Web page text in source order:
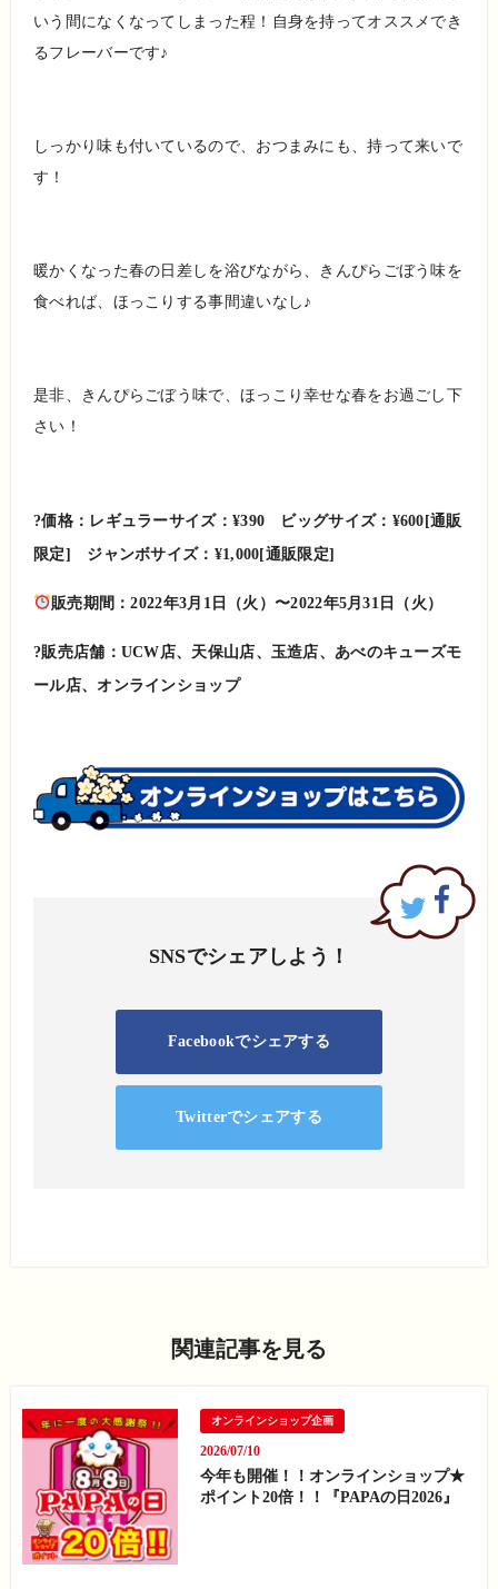
いう間になくなってしまった程！自身を持ってオススメでき
るフレーバーです♪
しっかり味も付いているので、おつまみにも、持って来いで
す！
暖かくなった春の日差しを浴びながら、きんぴらごぼう味を
食べれば、ほっこりする事間違いなし♪
是非、きんぴらごぼう味で、ほっこり幸せな春をお過ごし下
さい！
?価格：レギュラーサイズ：¥390 ビッグサイズ：¥600[通販
限定] ジャンボサイズ：¥1,000[通販限定]
販売期間：2022年3月1日（火 ）〜2022年5月31日（火）
?販売店舗：UCW店、天保山店、玉造店、あべのキューズモ
ール店、オンラインショップ
SNSでシェアしよう！
Facebookでシェアする
Twitterでシェアする
関連記事を見る
2026/07/10
今年も開催！！オンラインショップ★
ポイント20倍！！『PAPAの日2026』
オンラインショップ企画